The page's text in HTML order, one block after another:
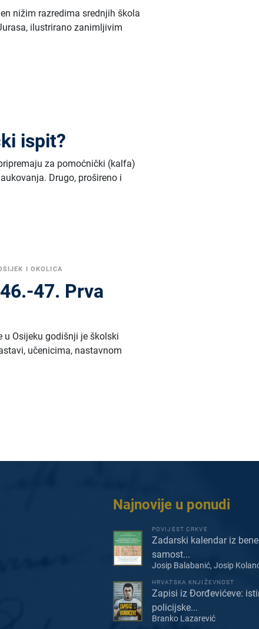
nižim razredima srednjih škola
ilustrirano zanimljivim
ispit?
za pomoćnički (kalfa)
Drugo, prošireno i
I OKOLICA
47. Prva
u Osijeku godišnji je školski
učenicima, nastavnom
Najnovije u ponudi
POVIJEST CRKVE
Zadarski kalendar iz
samost...
Josip Balabanić, Josip
HRVATSKA KNJIŽEVNOST
Zapisi iz Đorđevićeve:
policijske...
Branko Lazarević